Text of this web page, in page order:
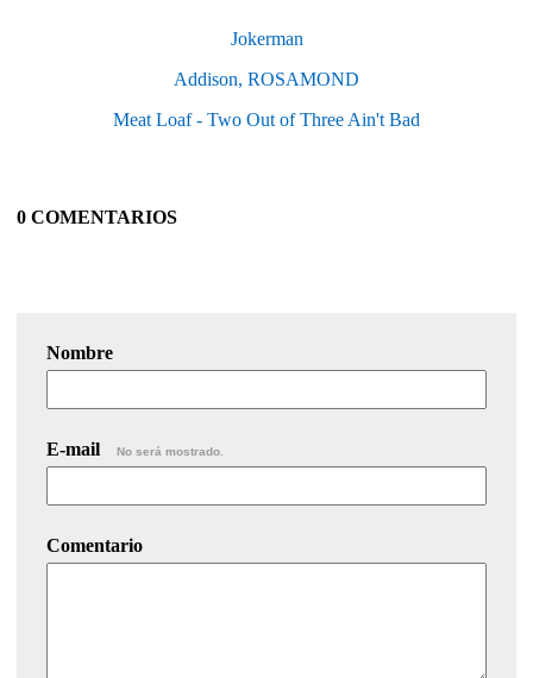
Jokerman
Addison, ROSAMOND
Meat Loaf - Two Out of Three Ain't Bad
0 COMENTARIOS
Nombre
E-mail No será mostrado.
Comentario